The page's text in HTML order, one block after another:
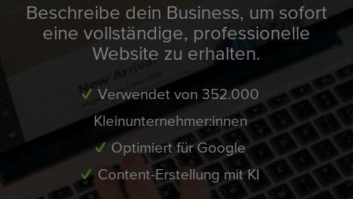
Beschreibe dein Business, um sofort
eine vollständige, professionelle
Website zu erhalten.
Verwendet von 352.000
Kleinunternehmer:innen
Optimiert für Google
Content-Erstellung mit KI